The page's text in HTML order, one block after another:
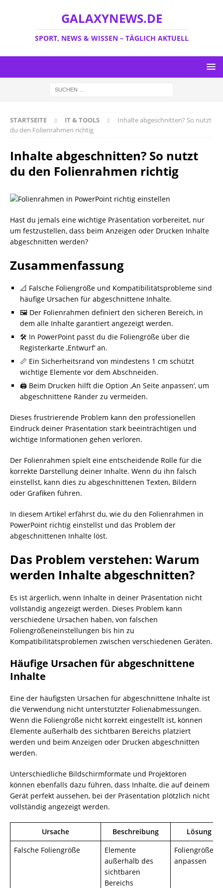
GALAXYNEWS.DE
SPORT, NEWS & WISSEN – TÄGLICH AKTUELL
STARTSEITE IT & TOOLS
Inhalte abgeschnitten? So nutzt
du den Folienrahmen richtig
Inhalte abgeschnitten? So nutzt
du den Folienrahmen richtig
Hast du jemals eine wichtige Präsentation vorbereitet, nur
um festzustellen, dass beim Anzeigen oder Drucken Inhalte
abgeschnitten werden?
Zusammenfassung
📐 Falsche Foliengröße und Kompatibilitätsprobleme sind
häufige Ursachen für abgeschnittene Inhalte.
🖼️ Der Folienrahmen definiert den sicheren Bereich, in
dem alle Inhalte garantiert angezeigt werden.
🛠️ In PowerPoint passt du die Foliengröße über die
Registerkarte ‚Entwurf‘ an.
📏 Ein Sicherheitsrand von mindestens 1 cm schützt
wichtige Elemente vor dem Abschneiden.
🖨️ Beim Drucken hilft die Option ‚An Seite anpassen‘, um
abgeschnittene Ränder zu vermeiden.
Dieses frustrierende Problem kann den professionellen
Eindruck deiner Präsentation stark beeinträchtigen und
wichtige Informationen gehen verloren.
Der Folienrahmen spielt eine entscheidende Rolle für die
korrekte Darstellung deiner Inhalte. Wenn du ihn falsch
einstellst, kann dies zu abgeschnittenen Texten, Bildern
oder Grafiken führen.
In diesem Artikel erfährst du, wie du den Folienrahmen in
PowerPoint richtig einstellst und das Problem der
abgeschnittenen Inhalte löst.
Das Problem verstehen: Warum
werden Inhalte abgeschnitten?
Es ist ärgerlich, wenn Inhalte in deiner Präsentation nicht
vollständig angezeigt werden. Dieses Problem kann
verschiedene Ursachen haben, von falschen
Foliengrößeneinstellungen bis hin zu
Kompatibilitätsproblemen zwischen verschiedenen Geräten.
Häufige Ursachen für abgeschnittene
Inhalte
Eine der häufigsten Ursachen für abgeschnittene Inhalte ist
die Verwendung nicht unterstützter Folienabmessungen.
Wenn die Foliengröße nicht korrekt eingestellt ist, können
Elemente außerhalb des sichtbaren Bereichs platziert
werden und beim Anzeigen oder Drucken abgeschnitten
werden.
Unterschiedliche Bildschirmformate und Projektoren
können ebenfalls dazu führen, dass Inhalte, die auf deinem
Gerät perfekt aussehen, bei der Präsentation plötzlich nicht
vollständig angezeigt werden.
Ursache Beschreibung
Lösung
Falsche Foliengröße
Elemente
außerhalb des
sichtbaren
Bereichs
Foliengröße
anpassen